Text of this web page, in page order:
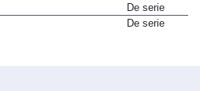
De serie
De serie